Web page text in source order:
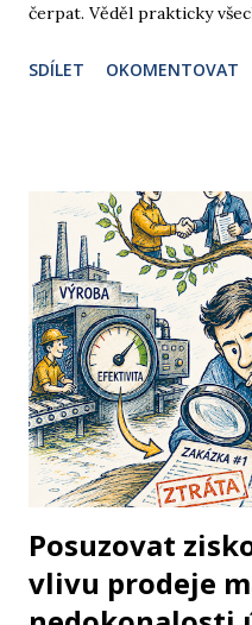
čerpat. Věděl prakticky
někdo roznemohl. Věděl
by si jen málokterý z nich
když jste se zeptali na
V jejich hlavách se
fyzikou, chemií a
dnešního pohledu sotva
uplatňující všechno
dosáhla. Vědění mělo svůj
lékařského hlediska…“,
základě našich výpočtů...
SDÍLET OKOMENTOVAT
Posuzovat
vlivu prodeje